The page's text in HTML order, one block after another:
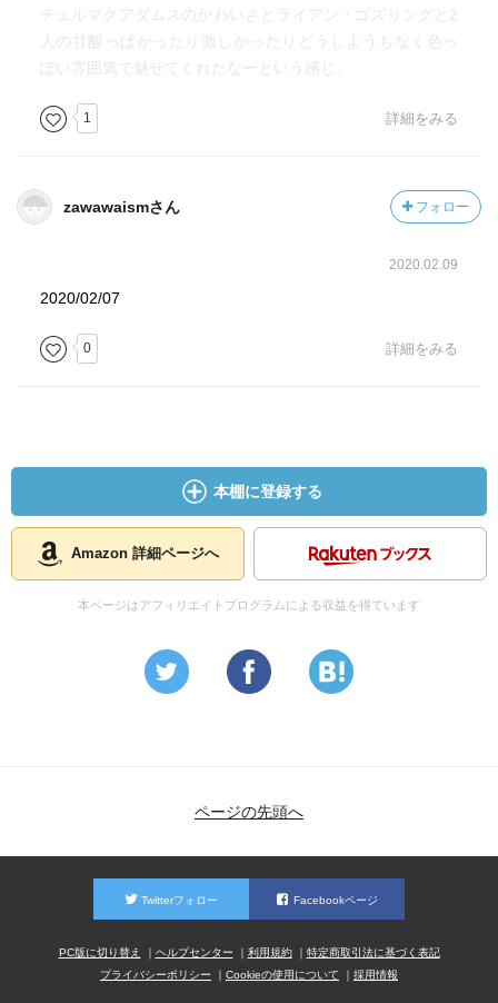
チェルマクアダムスのかわいさとライアン・ゴズリングと2
人の甘酸っぱかったり激しかったりどうしようもなく色っ
ぽい雰囲気で魅せてくれたなーという感じ。
1 詳細をみる
zawawaismさん フォロー
2020.02.09
2020/02/07
0 詳細をみる
本棚に登録する
Amazon 詳細ページへ
本ページはアフィリエイトプログラムによる収益を得ています
ページの先頭へ
Twitterフォロー Facebookページ
PC版に切り替え ヘルプセンター 利用規約
特定商取引法に基づく表記
プライバシーポリシー
Cookieの使用について 採用情報